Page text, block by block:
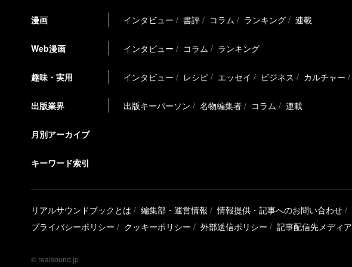
漫画 インタビュー 書評 コラム ランキング 連載
Web漫画 インタビュー コラム ランキング
趣味・実用 インタビュー レシピ エッセイ ビジネス カルチャー
出版業界 出版キーパーソン 名物編集者 コラム 連載
月別アーカイブ
キーワード索引
リアルサウンドブックとは 編集部・運営情報 情報提供・記事へのお問い合わせ
プライバシーポリシー
クッキーポリシー 外部送信ポリシー 記事配信先メディア
© realsound.jp